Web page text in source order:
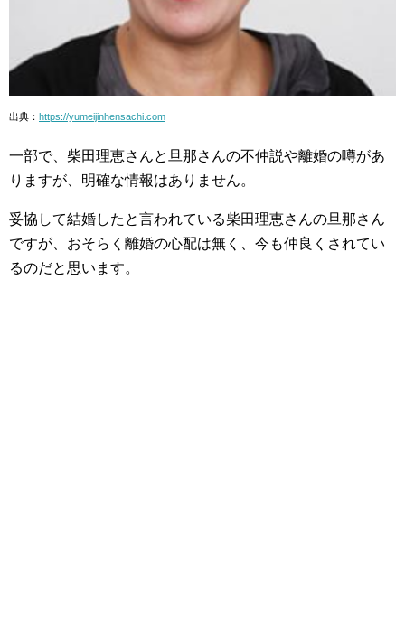
出典： https://yumeijinhensachi.com
一部で、柴田理恵さんと旦那さんの不仲説や離婚の噂があ
りますが、明確な情報はありません。
妥協して結婚したと言われている柴田理恵さんの旦那さん
ですが、おそらく離婚の心配は無く、今も仲良くされてい
るのだと思います。